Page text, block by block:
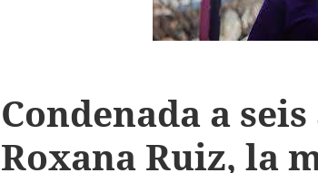
Condenada a
Roxana Ruiz, la